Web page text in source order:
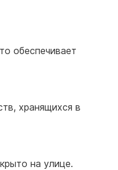
обеспечивает
хранящихся в
на улице.